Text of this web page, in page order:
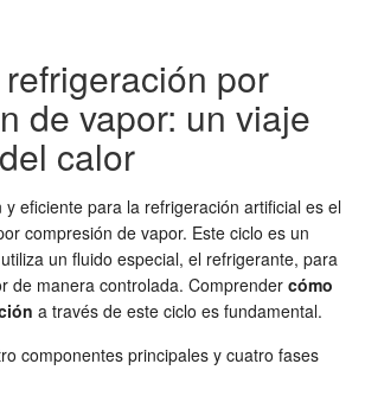
por
de vapor: un viaje
calor
y eficiente para la refrigeración artificial es el
compresión de vapor. Este ciclo es un
un fluido especial, el refrigerante, para
de manera controlada. Comprender cómo
a través de este ciclo es fundamental.
componentes principales y cuatro fases